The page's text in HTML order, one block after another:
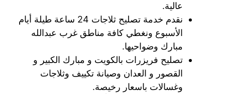
عالية.
نقدم خدمة تصليح ثلاجات 24 ساعة طيلة أيام
الأسبوع ونغطي كافة مناطق غرب عبدالله
مبارك وضواحيها.
تصليح فريزرات بالكويت و مبارك الكبير و
القصور و العدان وصيانة تكييف وثلاجات
وغسالات باسعار رخيصة.